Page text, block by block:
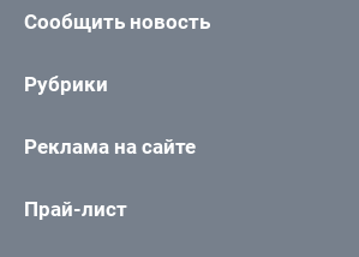
Сообщить новость
Рубрики
Реклама на сайте
Прай-лист